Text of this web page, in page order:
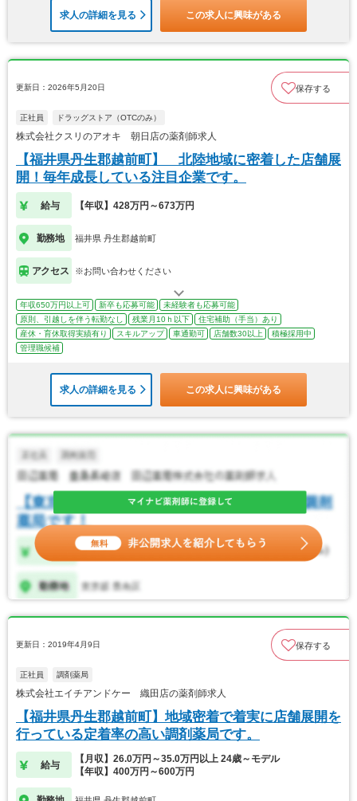
求人の詳細を見る この求人に興味がある
更新日：2026年5月20日 保存する
正社員 ドラッグストア（OTCのみ）
株式会社クスリのアオキ 朝日店の薬剤師求人
【福井県丹生郡越前町】 北陸地域に密着した店舗展
開！毎年成長している注目企業です。
給与 【年収】428万円～673万円
勤務地 福井県 丹生郡越前町
アクセス ※お問い合わせください
年収650万円以上可 新卒も応募可能
未経験者も応募可能
原則、引越しを伴う転勤なし
残業月10ｈ以下
住宅補助（手当）あり
産休・育休取得実績有り
スキルアップ 車通勤可 店舗数30以上
積極採用中
管理職候補
求人の詳細を見る この求人に興味がある
更新日：2019年4月9日 保存する
正社員 調剤薬局
株式会社エイチアンドケー 織田店の薬剤師求人
【福井県丹生郡越前町】地域密着で着実に店舗展開を
行っている定着率の高い調剤薬局です。
給与
【月収】26.0万円～35.0万円以上 24歳～モデル
【年収】400万円～600万円